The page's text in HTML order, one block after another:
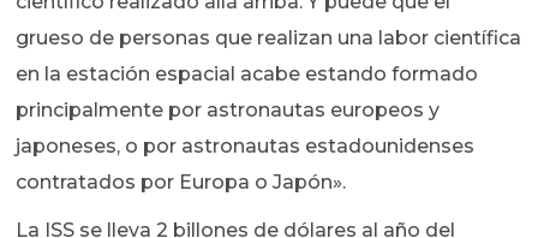
grueso de personas que realizan una labor científica
en la estación espacial acabe estando formado
principalmente por astronautas europeos y
japoneses, o por astronautas estadounidenses
contratados por Europa o Japón».
La ISS se lleva 2 billones de dólares al año del